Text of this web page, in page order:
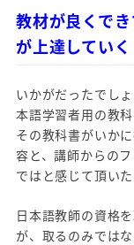
教材が良くで
が上達していく
いかがだったでし
本語学習者用の教
その教科書がいか
容と、講師からの
ではと感じて頂いた
日本語教師の資格
が、取るのみでは